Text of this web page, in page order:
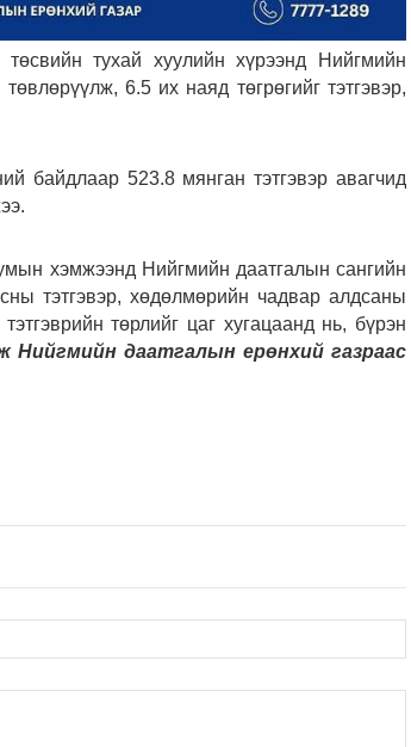
тухай хуулийн хүрээнд Нийгмийн
6.5 их наяд төгрөгийг тэтгэвэр,
байдлаар 523.8 мянган тэтгэвэр авагчид
хэмжээнд Нийгмийн даатгалын сангийн
тэтгэвэр, хөдөлмөрийн чадвар алдсаны
төрлийг цаг хугацаанд нь, бүрэн
Нийгмийн даатгалын ерөнхий газраас